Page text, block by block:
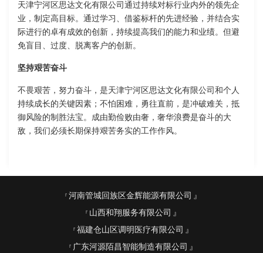
天津宁河区思达文化有限公司通过持续对标行业内外的领先企
业，制定高目标。通过学习、借鉴标杆的先进经验，并结合实
际进行的卓有成效的创新，持续提高我们的能力和业绩。但避
免盲目、过度、脱离客户的创新。
坚持艰苦奋斗
不畏艰苦，努力奋斗，是天津宁河区思达文化有限公司和个人
持续成长的关键因素；不怕困难，勇往直前，是冲破难关，抵
御风险的制胜法宝。成由勤俭败由奢，奢华浪费是奋斗的大
敌，我们必须长期保持艰苦务实的工作作风。
河南管城回族区金辉能源有限公司
山西和翔服务有限公司
福建仓山区调明医疗有限公司
广东河源陌昌智能制造有限公司